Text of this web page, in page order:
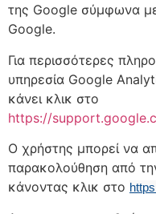
της Google σύμφωνα
Google.
Για περισσότερες
υπηρεσία Google
κάνει κλικ στο
https://
Ο χρήστης μπορεί να
παρακολούθηση από
κάνοντας κλικ στο